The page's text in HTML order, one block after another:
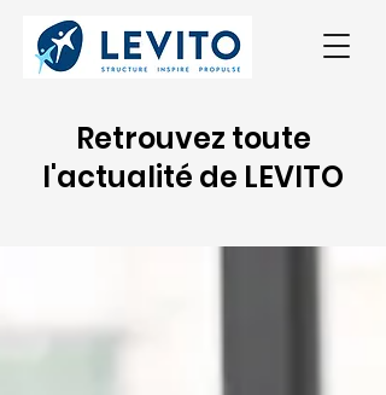
Retrouvez toute
l'actualité de LEVITO